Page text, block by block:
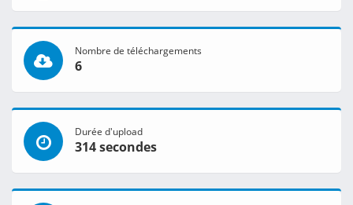
Nombre de téléchargements
6
Durée d'upload
314 secondes